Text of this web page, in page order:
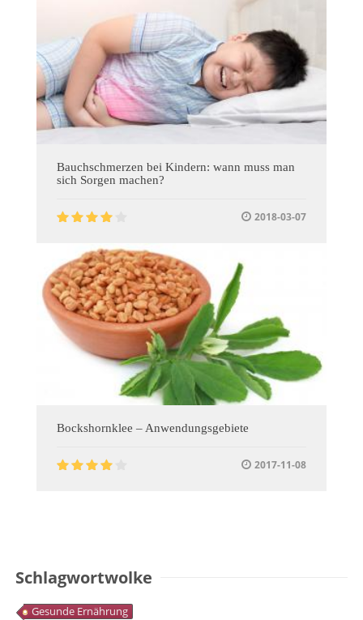
Bauchschmerzen bei Kindern: wann muss man
sich Sorgen machen?
2018-03-07
Bockshornklee – Anwendungsgebiete
2017-11-08
Schlagwortwolke
Gesunde Ernährung